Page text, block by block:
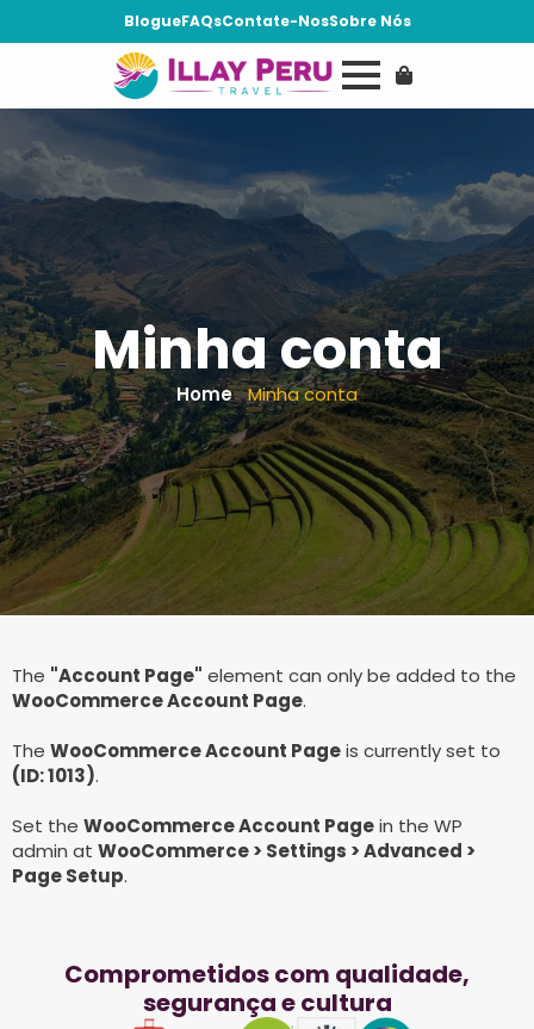
BlogueFAQsContate-NosSobre Nós
Minha conta
Home|Minha conta
The "Account Page" element can only be added to the
WooCommerce Account Page.
The WooCommerce Account Pageis currently set to
(ID: 1013).
Set the WooCommerce Account Pagein the WP
admin at WooCommerce > Settings > Advanced >
Page Setup.
Comprometidos com qualidade,
segurança e cultura